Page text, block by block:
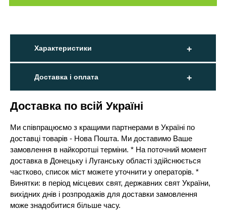
Характеристики
Доставка і оплата
Доставка по всій Україні
Ми співпрацюємо з кращими партнерами в Україні по
доставці товарів - Нова Пошта. Ми доставимо Ваше
замовлення в найкоротші терміни. * На поточний момент
доставка в Донецьку і Луганську області здійснюється
частково, список міст можете уточнити у операторів. *
Винятки: в період місцевих свят, державних свят України,
вихідних днів і розпродажів для доставки замовлення
може знадобитися більше часу.